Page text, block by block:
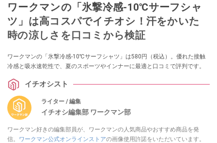
ワークマンの「氷撃冷感-10℃サーフシャ
ツ」は高コスパでイチオシ！汗をかいた
時の涼しさを口コミから検証
ワークマンの「氷撃冷感-10℃サーフシャツ」は580円（税込）。優れた接触
冷感と吸水速乾性で、夏のスポーツやインナーに最適と口コミで評判です。
イチオシスト
ライター / 編集
イチオシ編集部 ワークマン部
ワークマン好きの編集部員が、ワークマンの人気商品やおすすめ商品を発
信。 ワークマン公式オンラインストアの画像使用許諾をいただいています。